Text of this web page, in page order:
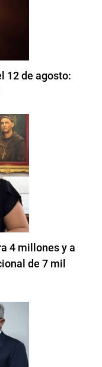
12 de agosto:
4 millones y a
de 7 mil